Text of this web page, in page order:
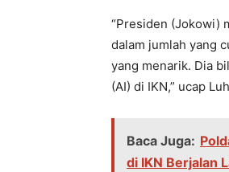
“Presiden (Jokowi)
dalam jumlah yang
yang menarik. Dia
(AI) di IKN,” ucap
Baca Juga:
di IKN Berjalan